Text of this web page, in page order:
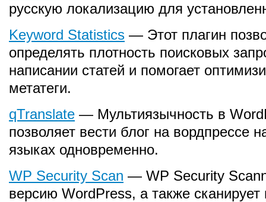
русскую локализацию для
Keyword Statistics — Этот плагин
определять плотность поисковых
написании статей и помогает
метатеги.
qTranslate — Мультиязычность в
позволяет вести блог на вордпрессе
языках одновременно.
WP Security Scan — WP Security
версию WordPress, а также